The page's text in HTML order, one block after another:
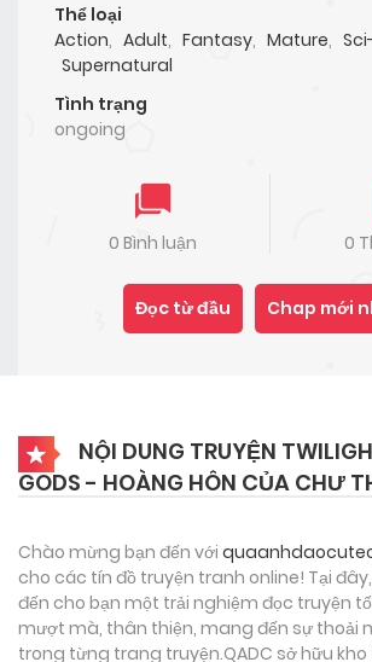
Thể loại
Action, Adult, Fantasy, Mature,
Supernatural
Tình trạng
ongoing
0 Bình luận 0
Đọc từ đầu Chap mới
NỘI DUNG TRUYỆN
GODS - HOÀNG HÔN CỦA CHƯ
Chào mừng bạn đến với
cho các tín đồ truyện tranh online! Tại
đến cho bạn một trải nghiệm đọc truyện
mượt mà, thân thiện, mang đến sự thoải
trong từng trang truyện.QADC sở hữu